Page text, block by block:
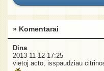
» Komentarai
Dina
2013-11-12 17:25
vietoj acto, isspaudziau